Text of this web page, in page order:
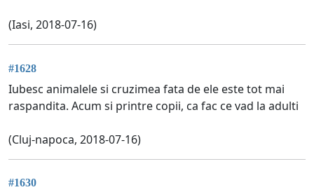
(Iasi, 2018-07-16)
#1628
Iubesc animalele si cruzimea fata de ele este tot mai
raspandita. Acum si printre copii, ca fac ce vad la adulti
(Cluj-napoca, 2018-07-16)
#1630